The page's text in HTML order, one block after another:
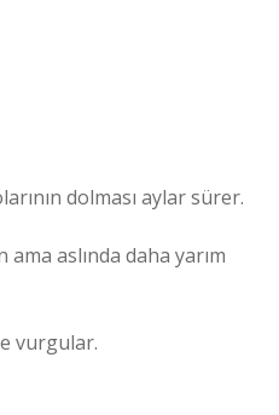
dolması aylar sürer.
aslında daha yarım
vurgular.